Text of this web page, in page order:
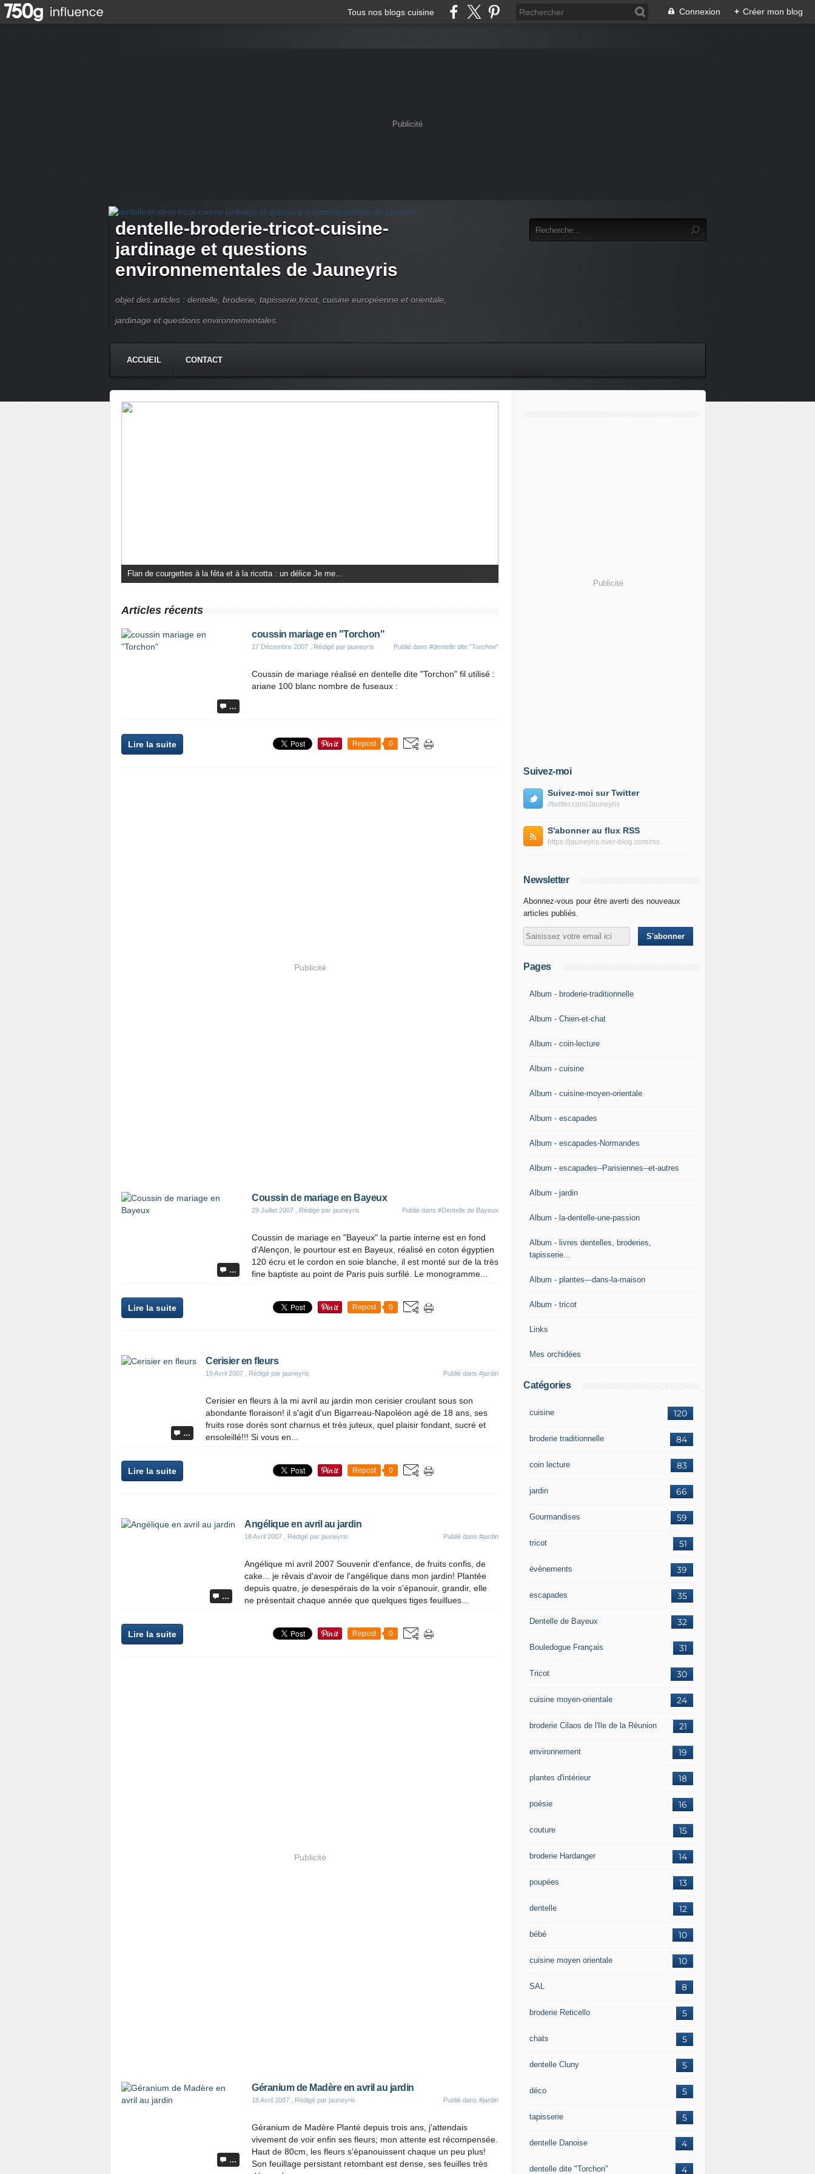
Tous nos blogs cuisine Connexion + Créer mon blog
Publicité
dentelle-broderie-tricot-cuisine-
jardinage et questions
environnementales de Jauneyris
objet des articles : dentelle, broderie, tapisserie,tricot, cuisine européenne et orientale,
jardinage et questions environnementales.
ACCUEIL CONTACT
Un roman empreint d’une grande humanité. Fanny est la seule survivante...
Articles récents
…
coussin mariage en "Torchon"
17 Décembre 2007 , Rédigé par jauneyris Publié dans #dentelle dite "Torchon"
Coussin de mariage réalisé en dentelle dite "Torchon" fil utilisé :
ariane 100 blanc nombre de fuseaux :
Lire la suite Repost 0
Publicité
…
Coussin de mariage en Bayeux
29 Juillet 2007 , Rédigé par jauneyris Publié dans #Dentelle de Bayeux
Coussin de mariage en "Bayeux" la partie interne est en fond
d'Alençon, le pourtour est en Bayeux, réalisé en coton égyptien
120 écru et le cordon en soie blanche, il est monté sur de la très
fine baptiste au point de Paris puis surfilé. Le monogramme...
Lire la suite Repost 0
…
Cerisier en fleurs
19 Avril 2007 , Rédigé par jauneyris Publié dans #jardin
Cerisier en fleurs à la mi avril au jardin mon cerisier croulant sous son
abondante floraison! il s'agit d'un Bigarreau-Napoléon agé de 18 ans, ses
fruits rose dorés sont charnus et très juteux, quel plaisir fondant, sucré et
ensoleillé!!! Si vous en...
Lire la suite Repost 0
…
Angélique en avril au jardin
18 Avril 2007 , Rédigé par jauneyris Publié dans #jardin
Angélique mi avril 2007 Souvenir d'enfance, de fruits confis, de
cake... je rêvais d'avoir de l'angélique dans mon jardin! Plantée
depuis quatre, je desespérais de la voir s'épanouir, grandir, elle
ne présentait chaque année que quelques tiges feuillues...
Lire la suite Repost 0
Publicité
…
Géranium de Madère en avril au jardin
18 Avril 2007 , Rédigé par jauneyris Publié dans #jardin
Géranium de Madère Planté depuis trois ans, j'attendais
vivement de voir enfin ses fleurs; mon attente est récompensée.
Haut de 80cm, les fleurs s'épanouissent chaque un peu plus!
Son feuillage persistant retombant est dense, ses feuilles très
Publicité
Suivez-moi
Suivez-moi sur Twitter
//twitter.com/Jauneyris
S'abonner au flux RSS
https://jauneyris.over-blog.com/rss
Newsletter
Abonnez-vous pour être averti des nouveaux
articles publiés.
Pages
Album - broderie-traditionnelle
Album - Chien-et-chat
Album - coin-lecture
Album - cuisine
Album - cuisine-moyen-orientale
Album - escapades
Album - escapades-Normandes
Album - escapades--Parisiennes--et-autres
Album - jardin
Album - la-dentelle-une-passion
Album - livres dentelles, broderies,
tapisserie...
Album - plantes---dans-la-maison
Album - tricot
Links
Mes orchidées
Catégories
120
cuisine
84
broderie traditionnelle
83
coin lecture
66
jardin
59
Gourmandises
51
tricot
39
évènements
35
escapades
32
Dentelle de Bayeux
31
Bouledogue Français
30
Tricot
24
cuisine moyen-orientale
21
broderie Cilaos de l'Ile de la Réunion
19
environnement
18
plantes d'intérieur
16
poésie
15
couture
14
broderie Hardanger
13
poupées
12
dentelle
10
bébé
10
cuisine moyen orientale
8
SAL
5
broderie Reticello
5
chats
5
dentelle Cluny
5
déco
5
tapisserie
4
dentelle Danoise
4
dentelle dite "Torchon"